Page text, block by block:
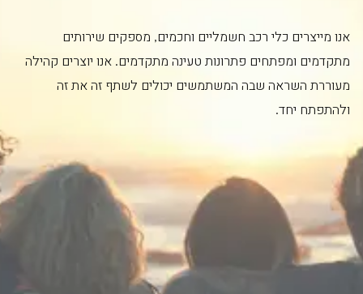
אנו מייצרים כלי רכב חשמליים וחכמים, מספקים שירותים
מתקדמים ומפתחים פתרונות טעינה מתקדמים. אנו יוצרים קהילה
מעוררת השראה שבה המשתמשים יכולים לשתף זה את זה
ולהתפתח יחד.